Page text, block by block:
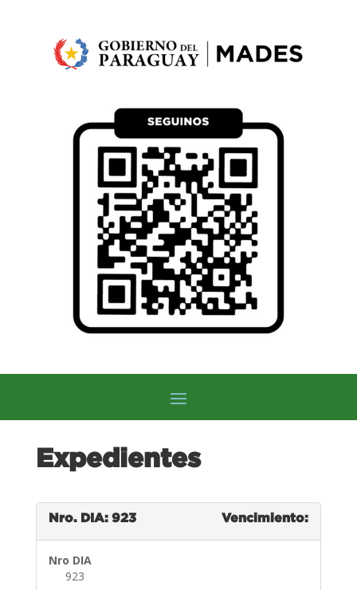
Expedientes
Nro. DIA: 923 Vencimiento:
Nro DIA
923